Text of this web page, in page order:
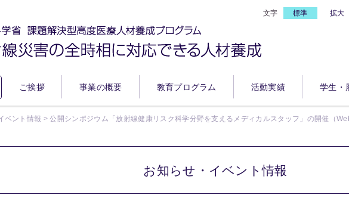
文字 標準 拡大
ご挨拶 事業の概要 教育プログラム 活動実績 学生・
ベント情報 >公開シンポジウム「放射線健康リスク科学分野を支えるメディカルスタッフ」の開催（
お知らせ・イベント情報